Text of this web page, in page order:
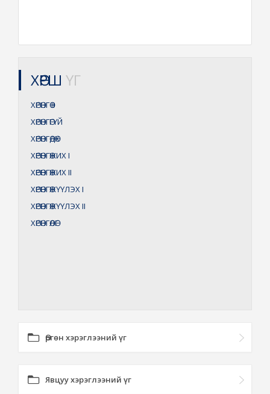
ХӨРШ ҮГ
ХӨРӨНГӨII
ХӨРӨНГӨГҮЙ
ХӨРӨНГӨДӨХ
ХӨРӨНГӨЖИХI
ХӨРӨНГӨЖИХII
ХӨРӨНГӨЖҮҮЛЭХI
ХӨРӨНГӨЖҮҮЛЭХII
ХӨРӨНГӨЛӨГ
Өргөн хэрэглээний үг
Явцуу хэрэглээний үг